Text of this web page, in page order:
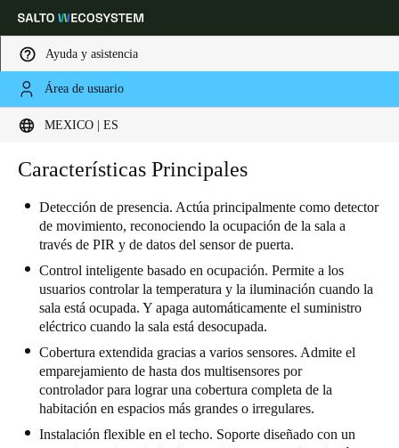
Ayuda y asistencia
Área de usuario
MEXICO | ES
Elija su ubicación y configuración de idioma
Global Europe North America
Mexico |Español
Mexico
Español
Colombia
Español
Chile
Español
Características Principales
Detección de presencia. Actúa principalmente como detector
de movimiento, reconociendo la ocupación de la sala a
través de PIR y de datos del sensor de puerta.
Control inteligente basado en ocupación. Permite a los
usuarios controlar la temperatura y la iluminación cuando la
sala está ocupada. Y apaga automáticamente el suministro
eléctrico cuando la sala está desocupada.
Cobertura extendida gracias a varios sensores. Admite el
emparejamiento de hasta dos multisensores por
controlador para lograr una cobertura completa de la
habitación en espacios más grandes o irregulares.
Instalación flexible en el techo. Soporte diseñado con un